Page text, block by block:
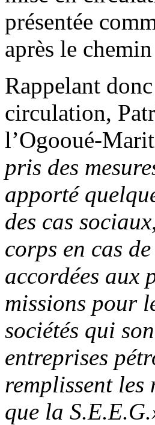
présentée
après le
Rappelant
circulation,
l’Ogooué-
pris des
apporté
des cas
corps en cas
accordées aux
missions pour
sociétés qui
entreprises
remplissent les
que la